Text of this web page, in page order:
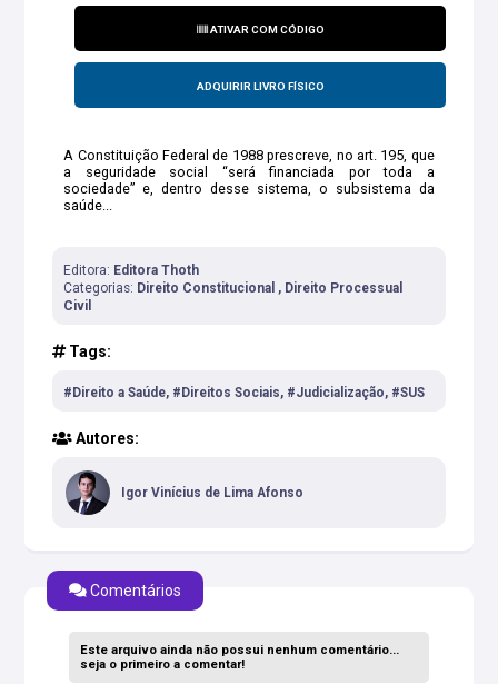
ATIVAR COM CÓDIGO
ADQUIRIR LIVRO FÍSICO
A Constituição Federal de 1988 prescreve, no art. 195, que
a seguridade social “será financiada por toda a
sociedade” e, dentro desse sistema, o subsistema da
saúde...
Editora: Editora Thoth
Categorias: Direito Constitucional , Direito Processual
Civil
Tags:
#Direito a Saúde, #Direitos Sociais, #Judicialização, #SUS
Autores:
Igor Vinícius de Lima Afonso
Comentários
Este arquivo ainda não possui nenhum comentário...
seja o primeiro a comentar!